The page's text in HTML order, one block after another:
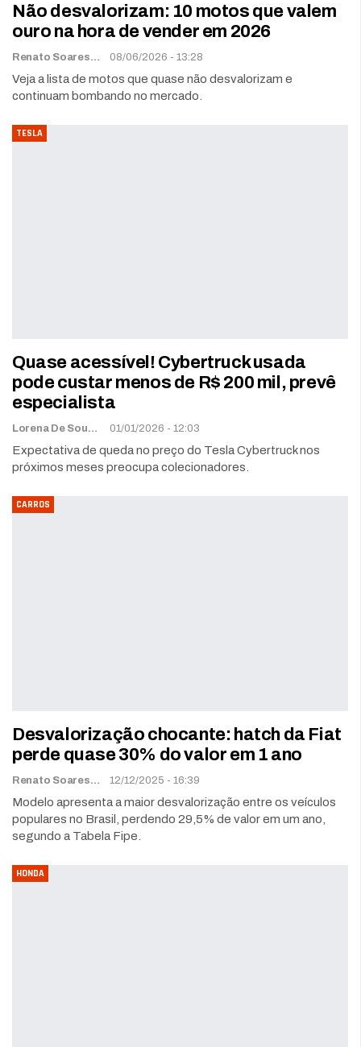
Não desvalorizam: 10 motos que valem
ouro na hora de vender em 2026
Renato Soares 08/06/2026 - 13:28
Veja a lista de motos que quase não desvalorizam e
continuam bombando no mercado.
TESLA
Quase acessível! Cybertruck usada
pode custar menos de R$ 200 mil, prevê
especialista
Lorena De Sousa 01/01/2026 - 12:03
Expectativa de queda no preço do Tesla Cybertruck nos
próximos meses preocupa colecionadores.
CARROS
Desvalorização chocante: hatch da Fiat
perde quase 30% do valor em 1 ano
Renato Soares 12/12/2025 - 16:39
Modelo apresenta a maior desvalorização entre os veículos
populares no Brasil, perdendo 29,5% de valor em um ano,
segundo a Tabela Fipe.
HONDA